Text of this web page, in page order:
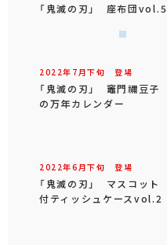
「鬼滅の刃」 座布団vol.5
2022年 7 月下旬 登場
「鬼滅の刃」 竈門禰豆子
の万年カレンダー
2022年6 月下旬 登場
「鬼滅の刃」 マスコット
付ティッシュケースvol.2